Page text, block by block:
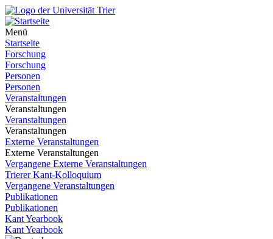
Menü
Startseite
Forschung
Forschung
Personen
Personen
Veranstaltungen
Veranstaltungen
Veranstaltungen
Veranstaltungen
Externe Veranstaltungen
Externe Veranstaltungen
Vergangene Externe Veranstaltungen
Trierer Kant-Kolloquium
Vergangene Veranstaltungen
Publikationen
Publikationen
Kant Yearbook
Kant Yearbook